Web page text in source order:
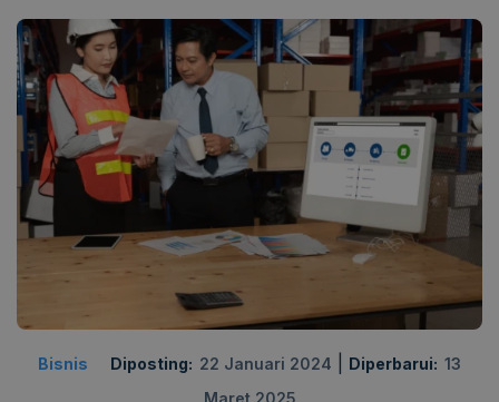
Bisnis Diposting: 22 Januari 2024 Diperbarui: 13
Maret 2025